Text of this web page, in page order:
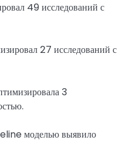
49 исследований с
27 исследований с
3
моделью выявило